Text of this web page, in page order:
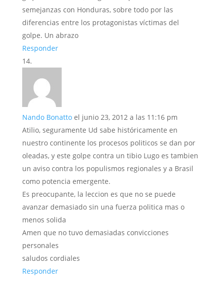
semejanzas con Honduras, sobre todo por las
diferencias entre los protagonistas víctimas del
golpe. Un abrazo
Responder
Nando Bonatto el junio 23, 2012 a las 11:16 pm
Atilio, seguramente Ud sabe históricamente en
nuestro continente los procesos politicos se dan por
oleadas, y este golpe contra un tibio Lugo es tambien
un aviso contra los populismos regionales y a Brasil
como potencia emergente.
Es preocupante, la leccion es que no se puede
avanzar demasiado sin una fuerza politica mas o
menos solida
Amen que no tuvo demasiadas convicciones
personales
saludos cordiales
Responder